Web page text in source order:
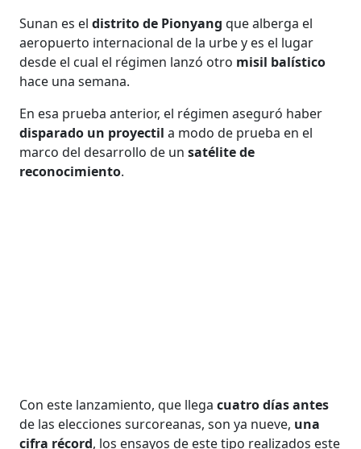
Sunan es eldistrito de Pionyang que alberga el
aeropuerto internacional de la urbe y es el lugar
desde el cual el régimen lanzó otro misil balístico
hace una semana.
En esa prueba anterior, el régimen aseguró haber
disparado un proyectila modo de prueba en el
marco del desarrollo de unsatélite de
reconocimiento.
Con este lanzamiento, que llegacuatro días antes
de las elecciones surcoreanas, son ya nueve, una
cifra récord, los ensayos de este tipo realizados este